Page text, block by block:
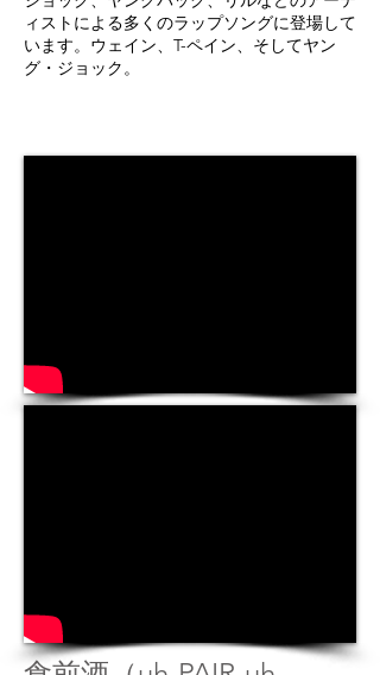
ィストによる多くのラップソングに登場して
います。ウェイン、T-ペイン、そしてヤン
グ・ジョック。